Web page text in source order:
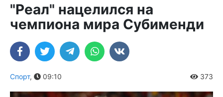
"Реал" нацелился на
чемпиона мира Субименди
Спорт, 09:10 373